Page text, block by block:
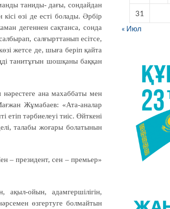
таниды- дағы, сондайдан
кісі өзі де есті болады. Әрбір
дегеннен сақтанса, сонда
салғырттанып есітсе,
жетсе де, шыға беріп қайта
танитұғын шошқаны баққан
нәрестеге ана махаббаты мен
Жұмабаев: «Ата-аналар
етіп тәрбиелеуі тиіс. Өйткені
талабы жоғары болатынын
– президент, сен – премьер»
ойын, адам­гершілігін,
өзгер­туге болмайтын
31
« Июл